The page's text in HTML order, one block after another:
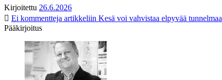
Kirjoitettu 26.6.2026
Ei kommentteja artikkeliin Kesä voi vahvistaa elpyvää tunnelmaa
Pääkirjoitus